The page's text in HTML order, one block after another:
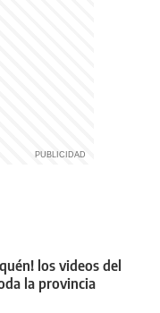
los videos del
la provincia